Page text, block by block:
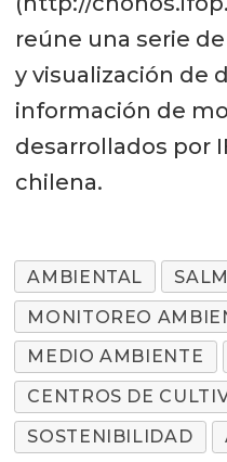
reúne una serie
y visualización de
información de
desarrollados por
chilena.
AMBIENTAL
MONITOREO
MEDIO AMBIENTE
CENTROS DE
SOSTENIBILIDAD